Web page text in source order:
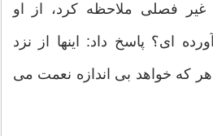
غیر فصلى ملاحظه کرد، از او
اى؟ پاسخ داد: اینها از نزد
که خواهد بى‏ اندازه نعمت مى